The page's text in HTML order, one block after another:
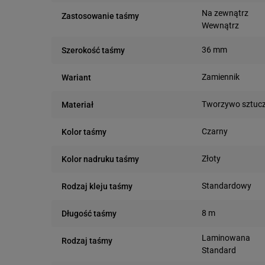
Zastosowanie taśmy
Na zewnątrz
Wewnątrz
Szerokość taśmy 36 mm
Wariant Zamiennik
Materiał Tworzywo
Kolor taśmy Czarny
Kolor nadruku taśmy Złoty
Rodzaj kleju taśmy Standardowy
Długość taśmy 8 m
Rodzaj taśmy
Laminowana
Standard